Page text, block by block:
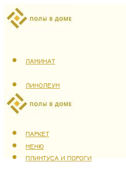
ЛАМИНАТ
ЛИНОЛЕУМ
ТЕПЛЫЙ ПОЛ
ПАРКЕТ
ПЛИНТУСА И ПОРОГИ
МЕНЮ